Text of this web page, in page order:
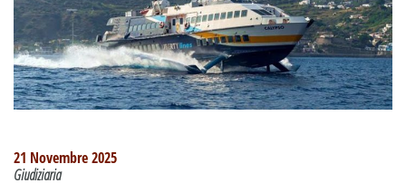
21 Novembre 2025
Giudiziaria